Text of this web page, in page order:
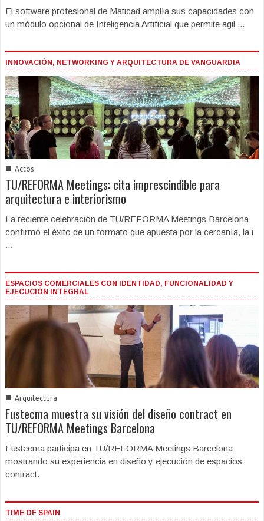
El software profesional de Maticad amplía sus capacidades con
un módulo opcional de Inteligencia Artificial que permite agil ...
INNOVACIÓN, NETWORKING Y ARQUITECTURA DE VANGUARDIA
■ Actos
TU/REFORMA Meetings: cita imprescindible para
arquitectura e interiorismo
La reciente celebración de TU/REFORMA Meetings Barcelona
confirmó el éxito de un formato que apuesta por la cercanía, la i
...
ESPACIOS COMERCIALES CON IDENTIDAD, FUNCIONALIDAD Y
EJECUCIÓN INTEGRAL
■ Arquitectura
Fustecma muestra su visión del diseño contract en
TU/REFORMA Meetings Barcelona
Fustecma participa en TU/REFORMA Meetings Barcelona
mostrando su experiencia en diseño y ejecución de espacios
contract.
TIME OF SPAIN